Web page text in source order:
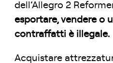
dell’Allegro 2
esportare, vendere o
contraffatti è illegale.
Acquistare